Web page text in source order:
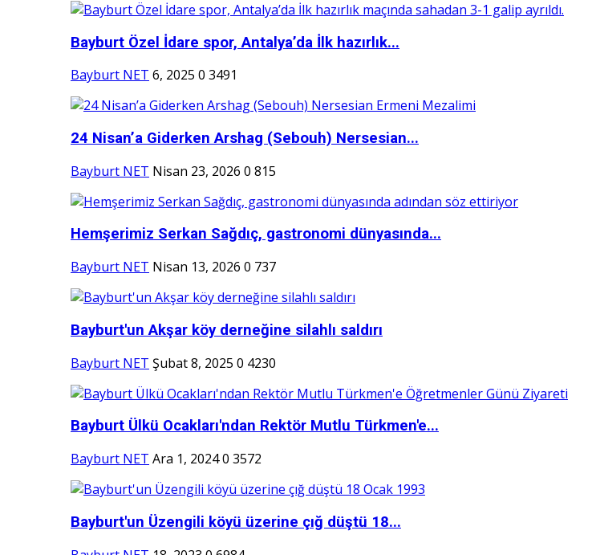
Bayburt Özel İdare spor, Antalya’da İlk hazırlık...
Bayburt NET 6, 2025 0 3491
24 Nisan’a Giderken Arshag (Sebouh) Nersesian...
Bayburt NET Nisan 23, 2026 0 815
Hemşerimiz Serkan Sağdıç, gastronomi dünyasında...
Bayburt NET Nisan 13, 2026 0 737
Bayburt'un Akşar köy derneğine silahlı saldırı
Bayburt NET Şubat 8, 2025 0 4230
Bayburt Ülkü Ocakları'ndan Rektör Mutlu Türkmen'e...
Bayburt NET Ara 1, 20240 3572
Bayburt'un Üzengili köyü üzerine çığ düştü 18...